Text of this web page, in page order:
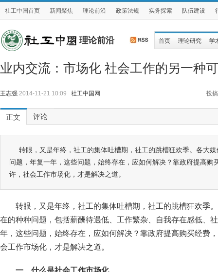
社工中国首页 新闻聚焦 理论前沿 政策法规 实务探索 队伍建设
理论前沿 首页 理论研究 学
业内交流：市场化 社会工作的另一种
王志强 2014-11-21 10:09 社工中国网 投搞
正文 评论
转眼，又是年终，社工的集体吐槽期，社工的跳槽狂欢季。各大
问题，年复一年，这些问题，始终存在，应如何解决？靠政府提高购
许，社会工作市场化，才是解决之道。
转眼，又是年终，社工的集体吐槽期，社工的跳槽狂欢季
在的种种问题，包括薪酬待遇低、工作繁杂、自我存在感低、
年，这些问题，始终存在，应如何解决？靠政府提高购买经费
会工作市场化，才是解决之道。
一、什么是社会工作市场化